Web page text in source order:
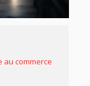
au commerce